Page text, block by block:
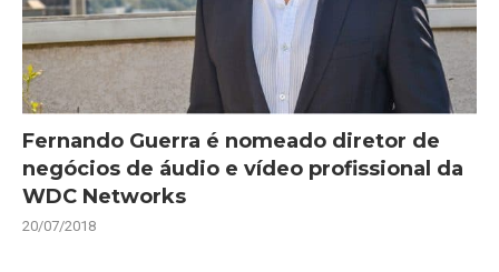
Fernando Guerra é nomeado diretor de
negócios de áudio e vídeo profissional da
WDC Networks
20/07/2018